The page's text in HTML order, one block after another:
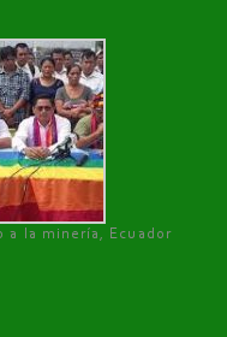
a la minería, Ecuador